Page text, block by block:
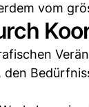
vom
den